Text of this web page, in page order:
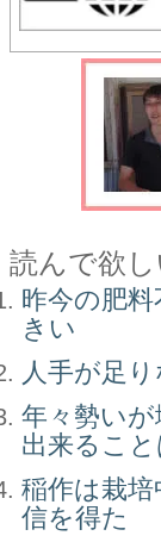
読んで欲
昨今の肥
きい
人手が足
年々勢い
出来るこ
稲作は栽
信を得た